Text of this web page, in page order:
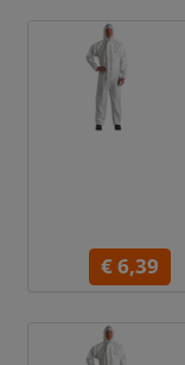
€ 6,39